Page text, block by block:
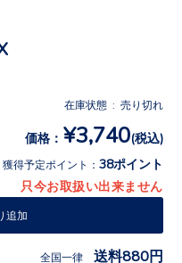
在庫状態 : 売り切れ
価格： ¥3,740(税込)
獲得予定ポイント： 38ポイント
只今お取扱い出来ません
追加
全国一律 送料880円